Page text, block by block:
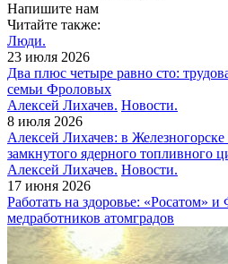
Напишите нам
Читайте также:
Люди.
23 июля 2026
Два плюс четыре равно сто:
семьи Фроловых
Алексей Лихачев. Новости.
8 июля 2026
Алексей Лихачев: в
замкнутого ядерного топливного
Алексей Лихачев. Новости.
17 июня 2026
Работать на здоровье:
медработников атомградов